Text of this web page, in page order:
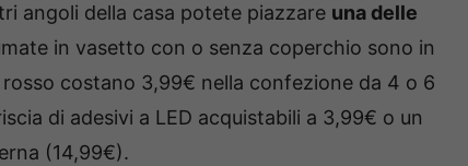
angoli della casa potete piazzare una delle
in vasetto con o senza coperchio sono in
costano 3,99€ nella confezione da 4 o 6
di adesivi a LED acquistabili a 3,99€ o un
(14,99€).